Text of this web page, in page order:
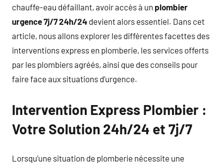
chauffe-eau défaillant, avoir accès à un plombier
urgence 7j/7 24h/24 devient alors essentiel. Dans cet
article, nous allons explorer les différentes facettes des
interventions express en plomberie, les services offerts
par les plombiers agréés, ainsi que des conseils pour
faire face aux situations d’urgence.
Intervention Express Plombier :
Votre Solution 24h/24 et 7j/7
Lorsqu’une situation de plomberie nécessite une